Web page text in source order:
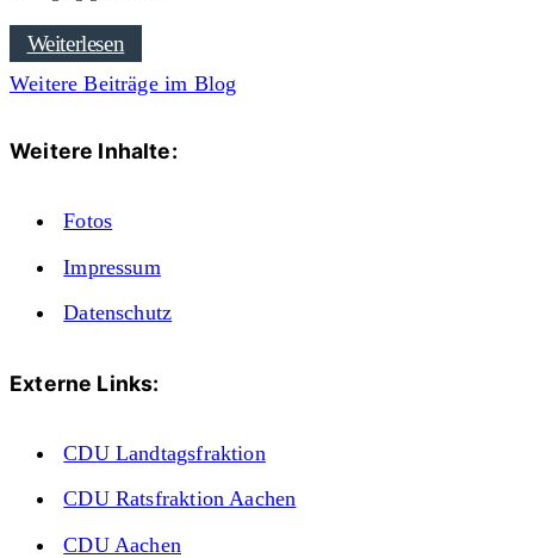
Weiterlesen
Weitere Beiträge im Blog
Weitere Inhalte:
Fotos
Impressum
Datenschutz
Externe Links:
CDU Landtagsfraktion
CDU Ratsfraktion Aachen
CDU Aachen